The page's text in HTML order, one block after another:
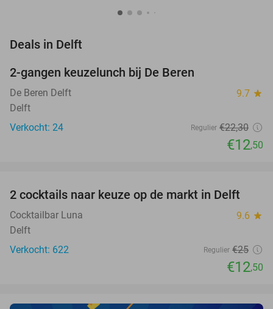
Deals in Delft
NEW
TODAY
2-gangen keuzelunch bij De Beren
De Beren Delft 9.7 star
Delft
Verkocht: 24
Regulier €22,30
€12,50
50%
2 cocktails naar keuze op de markt in Delft
Cocktailbar Luna 9.6 star
Delft
Verkocht: 622
Regulier €25
€12,50